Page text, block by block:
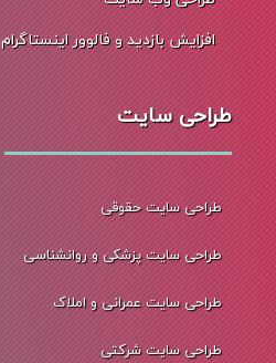
افزایش بازدید و فالوور اینستاگرام
طراحی سایت
طراحی سایت حقوقی
طراحی سایت پزشکی و روانشناسی
طراحی سایت عمرانی و املاک
طراحی سایت شرکتی